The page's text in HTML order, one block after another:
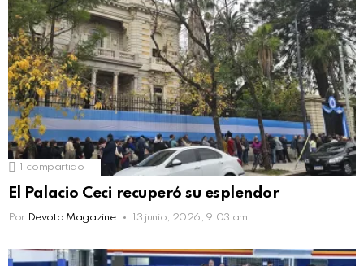
1 compartido
El Palacio Ceci recuperó su esplendor
Por Devoto Magazine 13 junio, 2026, 9:03 am